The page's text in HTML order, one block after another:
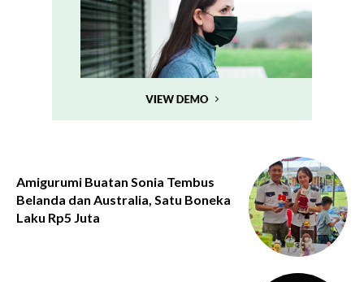
Amigurumi Buatan Sonia Tembus
Belanda dan Australia, Satu Boneka
Laku Rp5 Juta